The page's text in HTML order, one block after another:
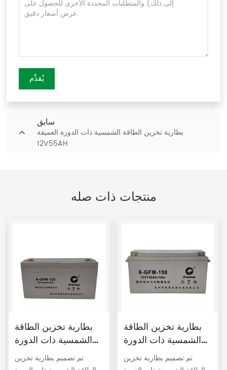
يُقدِّم
سابق
بطارية تخزين الطاقة الشمسية ذات الدورة العميقة
12V55AH
منتجات ذات صله
بطارية تخزين الطاقة
الشمسية ذات الدورة
العميقة 12V120AH
تم تصميم بطارية تخزين
بطارية تخزين الطاقة
الشمسية ذات الدورة
العميقة 12V150AH
تم تصميم بطارية تخزين